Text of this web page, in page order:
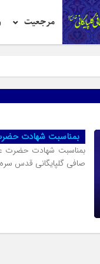
مرجعیت
بمناسبت شهادت
بمناسبت شهادت حضرت
صافی گلپایگانی قدس